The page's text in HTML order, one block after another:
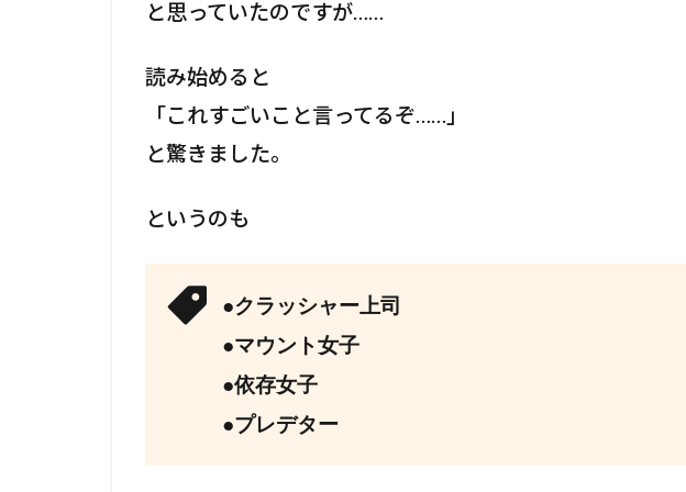
と思っていたのですが……
読み始めると
「これすごいこと言ってるぞ……」
と驚きました。
というのも
●クラッシャー上司
●マウント女子
●依存女子
●プレデター